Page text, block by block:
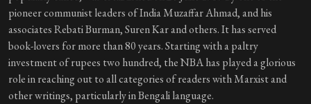
pioneer communist leaders of India Muzaffar Ahmad, and his
associates Rebati Burman, Suren Kar and others. It has served
book-lovers for more than 80 years. Starting with a paltry
investment of rupees two hundred, the NBA has played a glorious
role in reaching out to all categories of readers with Marxist and
other writings, particularly in Bengali language.